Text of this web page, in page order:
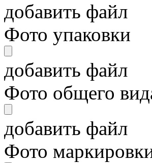
добавить файл
Фото упаковки
добавить файл
Фото общего
добавить файл
Фото